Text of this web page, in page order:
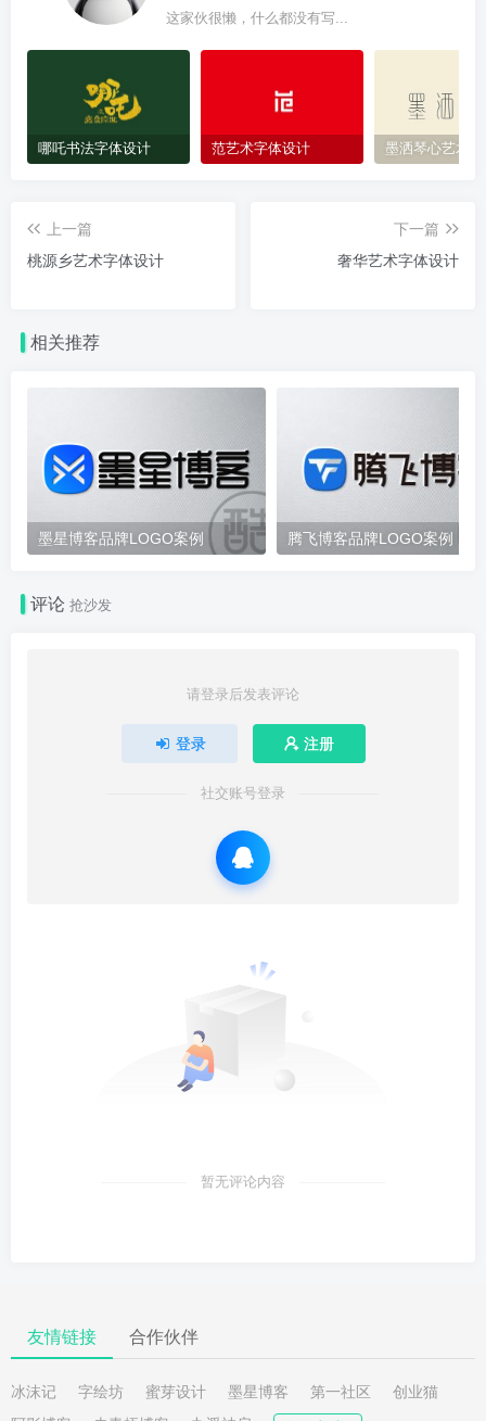
这家伙很懒，什么都没有写...
哪吒书法字体设计 范艺术字体设计 墨洒琴心艺术
上一篇
桃源乡艺术字体设计
下一篇
奢华艺术字体设计
相关推荐
墨星博客品牌LOGO案例 腾飞博客品牌LOGO案例
评论抢沙发
请登录后发表评论
登录 注册
社交账号登录
暂无评论内容
友情链接 合作伙伴
冰沫记 字绘坊 蜜芽设计 墨星博客 第一社区
创业猫